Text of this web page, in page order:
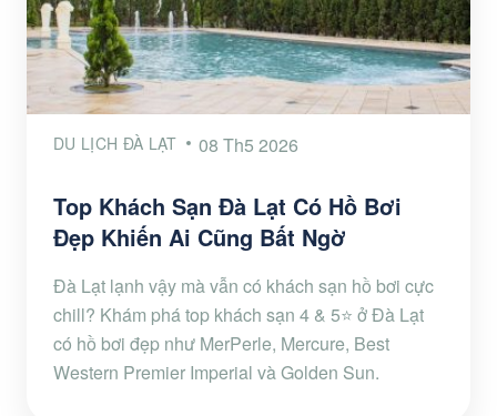
DU LỊCH ĐÀ LẠT 08 Th5 2026
Top Khách Sạn Đà Lạt Có Hồ Bơi
Đẹp Khiến Ai Cũng Bất Ngờ
Đà Lạt lạnh vậy mà vẫn có khách sạn hồ bơi cực
chill? Khám phá top khách sạn 4 & 5⭐ ở Đà Lạt
có hồ bơi đẹp như MerPerle, Mercure, Best
Western Premier Imperial và Golden Sun.